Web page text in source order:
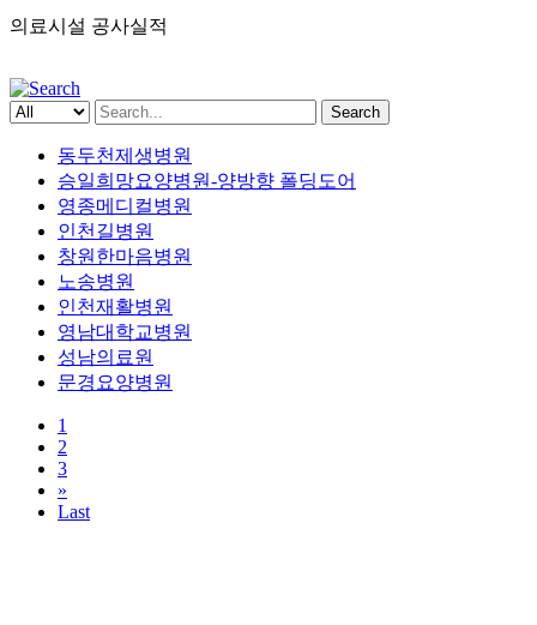
의료시설 공사실적
Search
동두천제생병원
승일희망요양병원-양방향 폴딩도어
영종메디컬병원
인천길병원
창원한마음병원
노송병원
인천재활병원
영남대학교병원
성남의료원
문경요양병원
1
2
3
»
Last